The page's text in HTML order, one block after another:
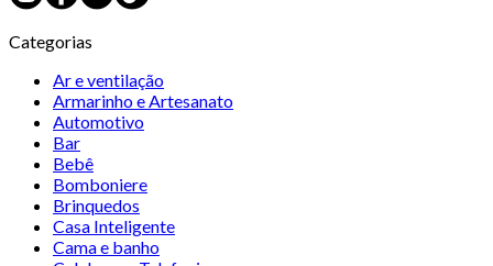
Categorias
Ar e ventilação
Armarinho e Artesanato
Automotivo
Bar
Bebê
Bomboniere
Brinquedos
Casa Inteligente
Cama e banho